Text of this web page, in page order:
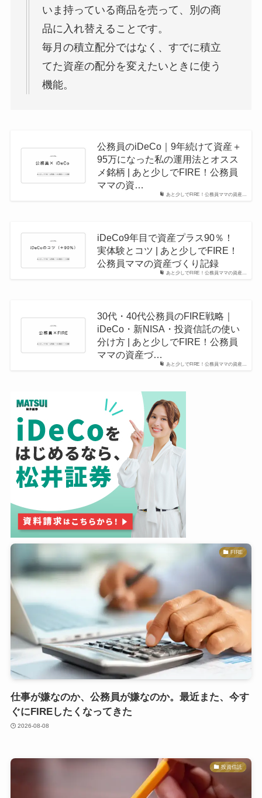
いま持っている商品を売って、別の商
品に入れ替えることです。
毎月の積立配分ではなく、すでに積立
てた資産の配分を変えたいときに使う
機能。
あと少しでFIRE！公務員ママの資産…
公務員のiDeCo｜9年続けて資産＋
95万になった私の運用法とオスス
メ銘柄 | あと少しでFIRE！公務員
ママの資…
あと少しでFIRE！公務員ママの資産…
iDeCo9年目で資産プラス90％！
実体験とコツ | あと少しでFIRE！
公務員ママの資産づくり記録
あと少しでFIRE！公務員ママの資産…
30代・40代公務員のFIRE戦略｜
iDeCo・新NISA・投資信託の使い
分け方 | あと少しでFIRE！公務員
ママの資産づ…
FIRE
仕事が嫌なのか、公務員が嫌なのか。最近また、今す
ぐにFIREしたくなってきた
2026-08-08
投資信託